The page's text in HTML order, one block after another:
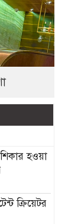
হওয়া
ক্রিয়েটর